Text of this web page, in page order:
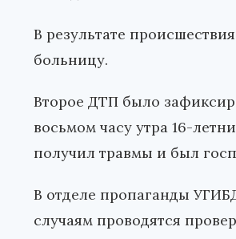
В результате
больницу.
Второе ДТП было
восьмом часу утра 16-
получил травмы и был
В отделе пропаганды
случаям проводятся